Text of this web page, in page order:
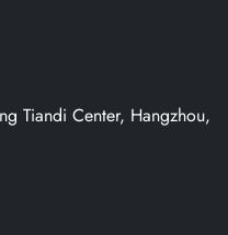
Tiandi Center, Hangzhou,